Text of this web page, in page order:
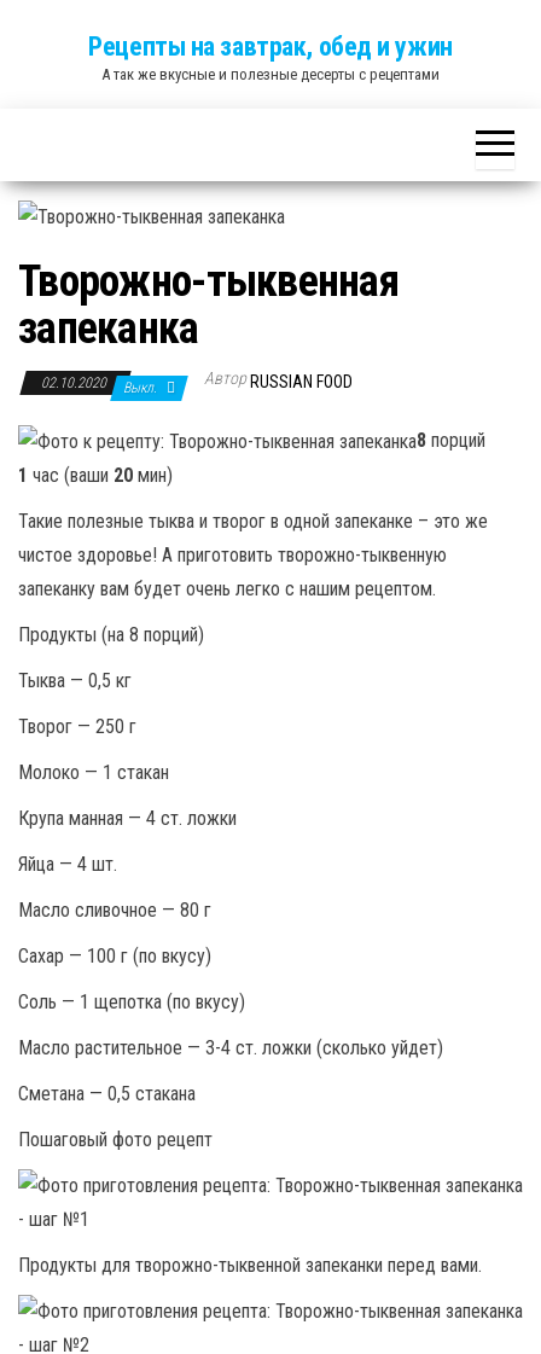
Рецепты на завтрак, обед и ужин
А так же вкусные и полезные десерты с рецептами
Творожно-тыквенная
запеканка
02.10.2020 Выкл. Автор RUSSIAN FOOD
8 порций
1 час (ваши 20 мин)
Такие полезные тыква и творог в одной запеканке – это же
чистое здоровье! А приготовить творожно-тыквенную
запеканку вам будет очень легко с нашим рецептом.
Продукты (на 8 порций)
Тыква — 0,5 кг
Творог — 250 г
Молоко — 1 стакан
Крупа манная — 4 ст. ложки
Яйца — 4 шт.
Масло сливочное — 80 г
Сахар — 100 г (по вкусу)
Соль — 1 щепотка (по вкусу)
Масло растительное — 3-4 ст. ложки (сколько уйдет)
Сметана — 0,5 стакана
Пошаговый фото рецепт
Продукты для творожно-тыквенной запеканки перед вами.